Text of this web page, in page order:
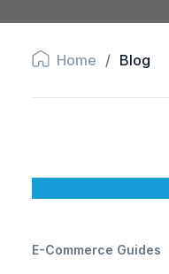
Home / Blog
E-Commerce Guides